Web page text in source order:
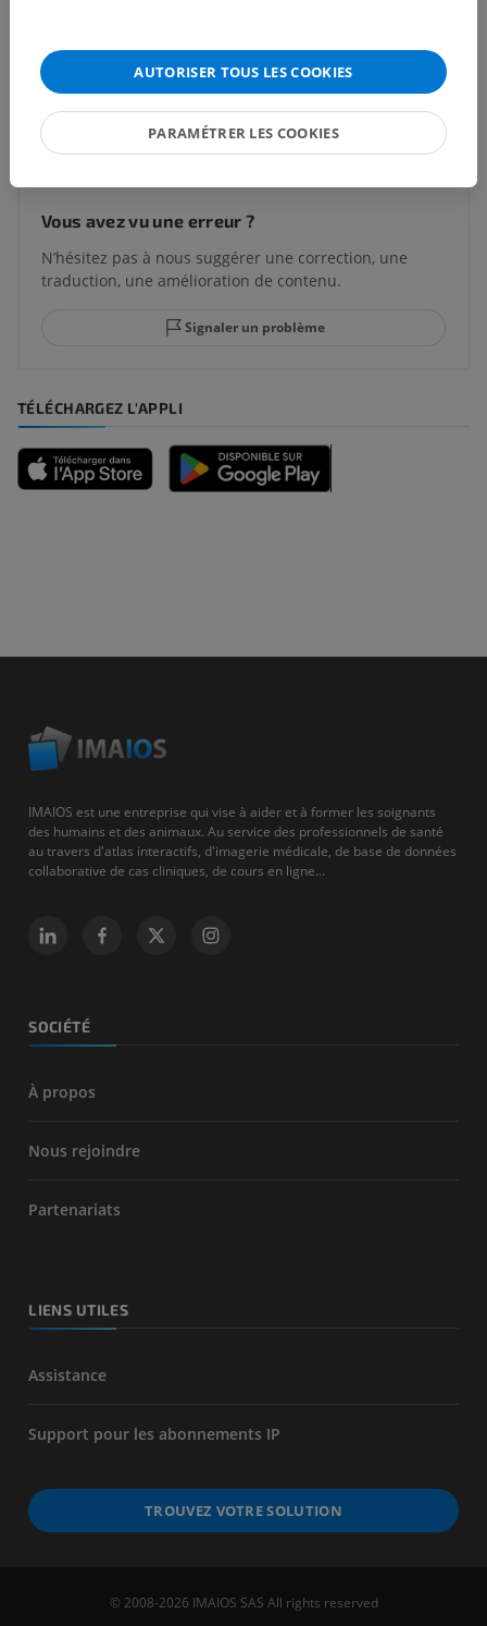
Traductions
Vous avez vu une erreur ?
N’hésitez pas à nous suggérer une correction, une
traduction, une amélioration de contenu.
Signaler un problème
TÉLÉCHARGEZ L'APPLI
IMAIOS est une entreprise qui vise à aider et à former les soignants
des humains et des animaux. Au service des professionnels de santé
au travers d'atlas interactifs, d'imagerie médicale, de base de données
collaborative de cas cliniques, de cours en ligne...
SOCIÉTÉ
À propos
Nous rejoindre
Partenariats
LIENS UTILES
Assistance
Support pour les abonnements IP
TROUVEZ VOTRE SOLUTION
© 2008-2026 IMAIOS SAS All rights reserved
AUTORISER TOUS LES COOKIES
PARAMÉTRER LES COOKIES